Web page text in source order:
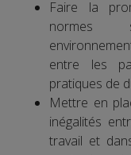
Faire la
normes
entre les
pratiques de
Mettre en
inégalités
travail et